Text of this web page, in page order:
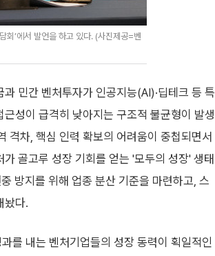
’에서 발언을 하고 있다. (사진제공=벤
민간 벤처투자가 인공지능(AI)·딥테크 등 특
성이 급격히 낮아지는 구조적 불균형이 발생
격차, 핵심 인력 확보의 어려움이 중첩되면서
골고루 성장 기회를 얻는 '모두의 성장' 생태
방지를 위해 업종 분산 기준을 마련하고, 스
놨다.
를 내는 벤처기업들의 성장 동력이 획일적인